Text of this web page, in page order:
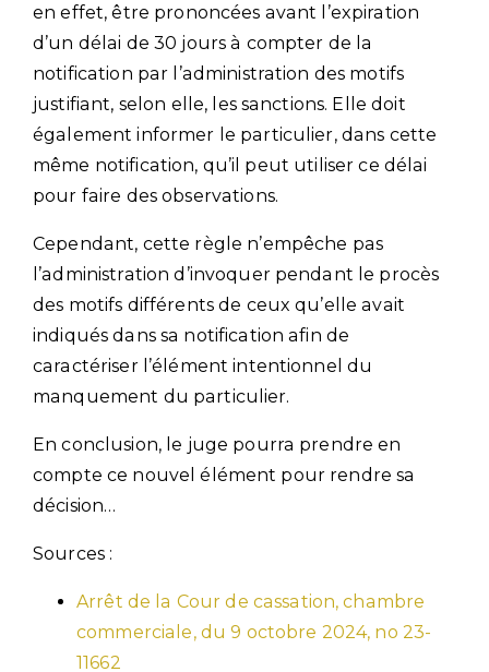
en effet, être prononcées avant l’expiration
d’un délai de 30 jours à compter de la
notification par l’administration des motifs
justifiant, selon elle, les sanctions. Elle doit
également informer le particulier, dans cette
même notification, qu’il peut utiliser ce délai
pour faire des observations.
Cependant, cette règle n’empêche pas
l’administration d’invoquer pendant le procès
des motifs différents de ceux qu’elle avait
indiqués dans sa notification afin de
caractériser l’élément intentionnel du
manquement du particulier.
En conclusion, le juge pourra prendre en
compte ce nouvel élément pour rendre sa
décision…
Sources :
Arrêt de la Cour de cassation, chambre
commerciale, du 9 octobre 2024, no 23-
11662